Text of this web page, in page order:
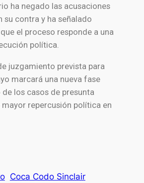
ha negado las acusaciones
su contra y ha señalado
el proceso responde a una
política.
juzgamiento prevista para
marcará una nueva fase
los casos de presunta
repercusión política en
Coca Codo Sinclair